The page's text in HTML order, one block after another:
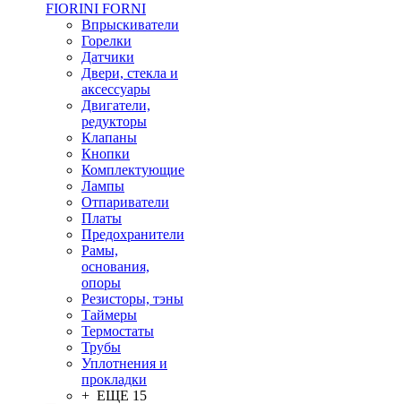
FIORINI FORNI
Впрыскиватели
Горелки
Датчики
Двери, стекла и
аксессуары
Двигатели,
редукторы
Клапаны
Кнопки
Комплектующие
Лампы
Отпариватели
Платы
Предохранители
Рамы,
основания,
опоры
Резисторы, тэны
Таймеры
Термостаты
Трубы
Уплотнения и
прокладки
+ ЕЩЕ 15